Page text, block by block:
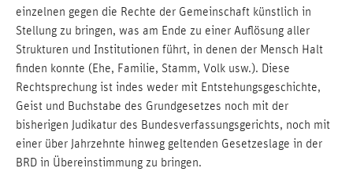
einzelnen gegen die Rechte der Gemeinschaft künstlich in
Stellung zu bringen, was am Ende zu einer Auflösung aller
Strukturen und Institutionen führt, in denen der Mensch Halt
finden konnte (Ehe, Familie, Stamm, Volk usw.). Diese
Rechtsprechung ist indes weder mit Entstehungsgeschichte,
Geist und Buchstabe des Grundgesetzes noch mit der
bisherigen Judikatur des Bundesverfassungsgerichts, noch mit
einer über Jahrzehnte hinweg geltenden Gesetzeslage in der
BRD in Übereinstimmung zu bringen.